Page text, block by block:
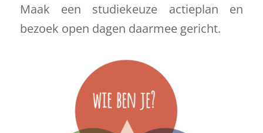
Maak een studiekeuze actieplan en
bezoek open dagen daarmee gericht.